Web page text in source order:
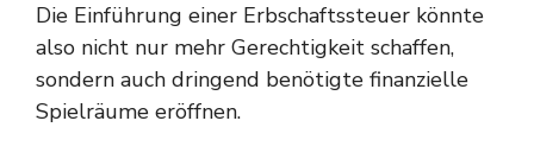
Die Einführung einer Erbschaftssteuer könnte
also nicht nur mehr Gerechtigkeit schaffen,
sondern auch dringend benötigte finanzielle
Spielräume eröffnen.